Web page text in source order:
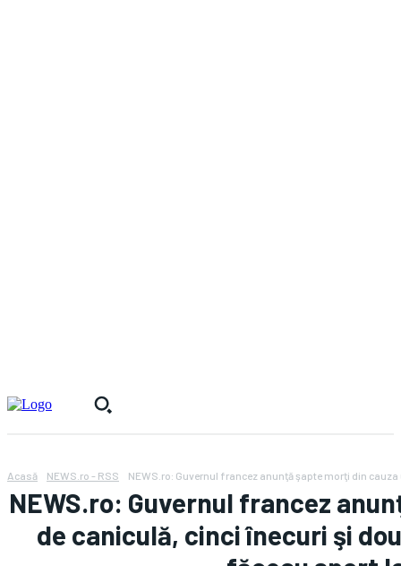
Acasă NEWS.ro - RSS NEWS.ro: Guvernul francez anunţă şapte morţi din
NEWS.ro: Guvernul francez
de caniculă, cinci înecuri şi